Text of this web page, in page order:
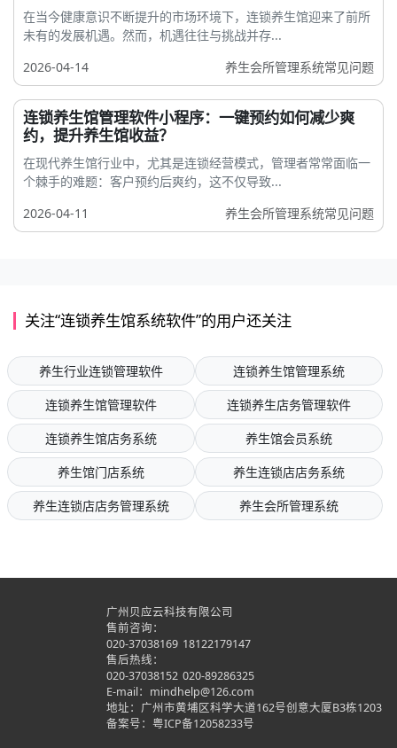
在当今健康意识不断提升的市场环境下，连锁养生馆迎来了前所
未有的发展机遇。然而，机遇往往与挑战并存...
2026-04-14
养生会所管理系统常见问题
连锁养生馆管理软件小程序：一键预约如何减少爽
约，提升养生馆收益？
在现代养生馆行业中，尤其是连锁经营模式，管理者常常面临一
个棘手的难题：客户预约后爽约，这不仅导致...
2026-04-11
养生会所管理系统常见问题
关注“连锁养生馆系统软件”的用户还关注
养生行业连锁管理软件
连锁养生馆管理系统
连锁养生馆管理软件
连锁养生店务管理软件
连锁养生馆店务系统
养生馆会员系统
养生馆门店系统
养生连锁店店务系统
养生连锁店店务管理系统
养生会所管理系统
广州贝应云科技有限公司
售前咨询：
020-37038169 18122179147
售后热线：
020-37038152 020-89286325
E-mail：mindhelp@126.com
地址：广州市黄埔区科学大道162号创意大厦B3栋1203
备案号： 粤ICP备12058233号